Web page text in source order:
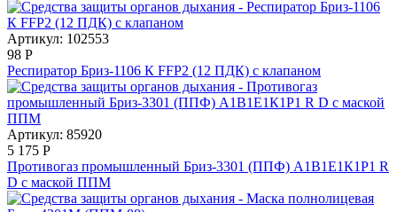
Артикул: 102553
98 Р
Респиратор Бриз-1106 К FFP2 (12 ПДК) с клапаном
Артикул: 85920
5 175 Р
Противогаз промышленный Бриз-3301 (ППФ) А1В1Е1К1Р1 R
D с маской ППМ